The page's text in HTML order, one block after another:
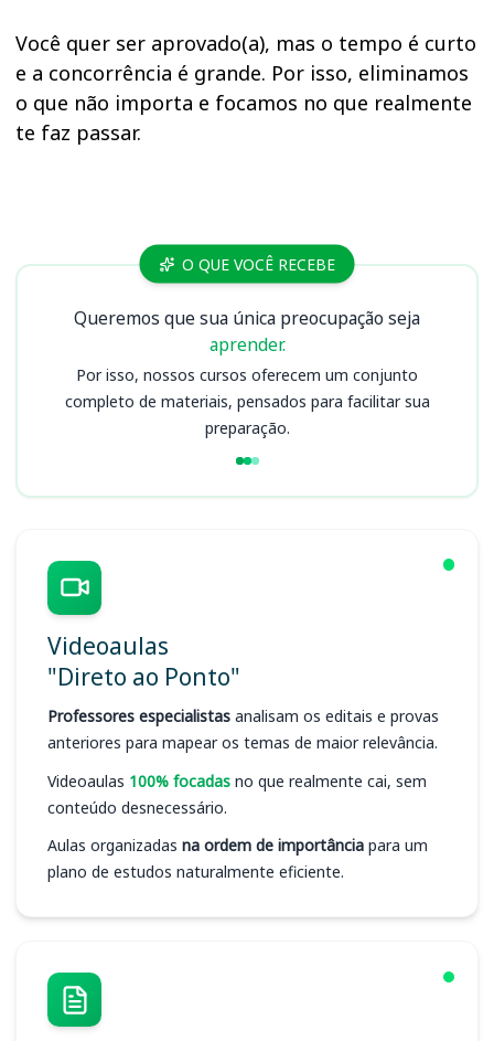
Você quer ser aprovado(a), mas o tempo é curto
e a concorrência é grande. Por isso, eliminamos
o que não importa e focamos no que realmente
te faz passar.
Cursos O QUE VOCÊ RECEBE
Queremos que sua única preocupação seja
aprender.
Por isso, nossos cursos oferecem um conjunto
completo de materiais, pensados para facilitar sua
preparação.
Videoaulas
"Direto ao Ponto"
Professores especialistas analisam os editais e provas
anteriores para mapear os temas de maior relevância.
Videoaulas 100% focadas no que realmente cai, sem
conteúdo desnecessário.
Aulas organizadas na ordem de importância para um
plano de estudos naturalmente eficiente.